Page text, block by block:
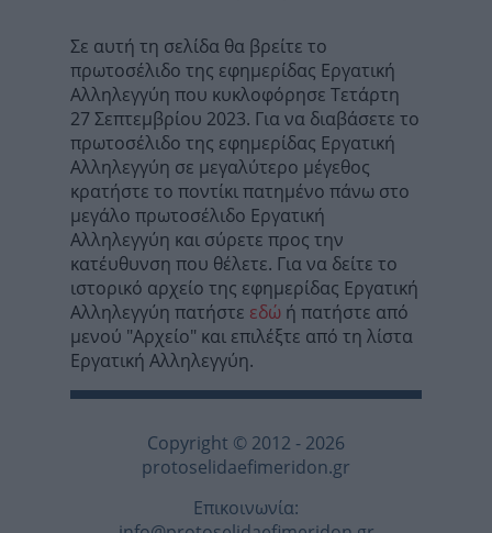
Σε αυτή τη σελίδα θα βρείτε το
πρωτοσέλιδο της εφημερίδας Εργατική
Αλληλεγγύη που κυκλοφόρησε Τετάρτη
27 Σεπτεμβρίου 2023. Για να διαβάσετε το
πρωτοσέλιδο της εφημερίδας Εργατική
Αλληλεγγύη σε μεγαλύτερο μέγεθος
κρατήστε το ποντίκι πατημένο πάνω στο
μεγάλο πρωτοσέλιδο Εργατική
Αλληλεγγύη και σύρετε προς την
κατέυθυνση που θέλετε. Για να δείτε το
ιστορικό αρχείο της εφημερίδας Εργατική
Αλληλεγγύη πατήστε εδώ ή πατήστε από
μενού "Αρχείο" και επιλέξτε από τη λίστα
Εργατική Αλληλεγγύη.
Copyright © 2012 - 2026
protoselidaefimeridon.gr
Επικοινωνία: